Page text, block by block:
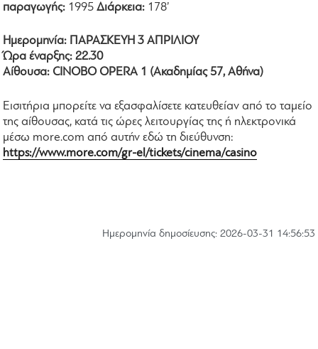
παραγωγής: 1995Διάρκεια: 178’
Ημερομηνία: ΠΑΡΑΣΚΕΥΗ 3 ΑΠΡΙΛΙΟΥ
Ώρα έναρξης: 22.30
Αίθουσα: CINOBO OPERA 1 (Ακαδημίας 57, Αθήνα)
Εισιτήρια μπορείτε να εξασφαλίσετε κατευθείαν από το ταμείο
της αίθουσας, κατά τις ώρες λειτουργίας της ή ηλεκτρονικά
μέσω more.com από αυτήν εδώ τη διεύθυνση:
https://www.more.com/gr-el/tickets/cinema/casino
Hμερομηνία δημοσίευσης: 2026-03-31 14:56:53